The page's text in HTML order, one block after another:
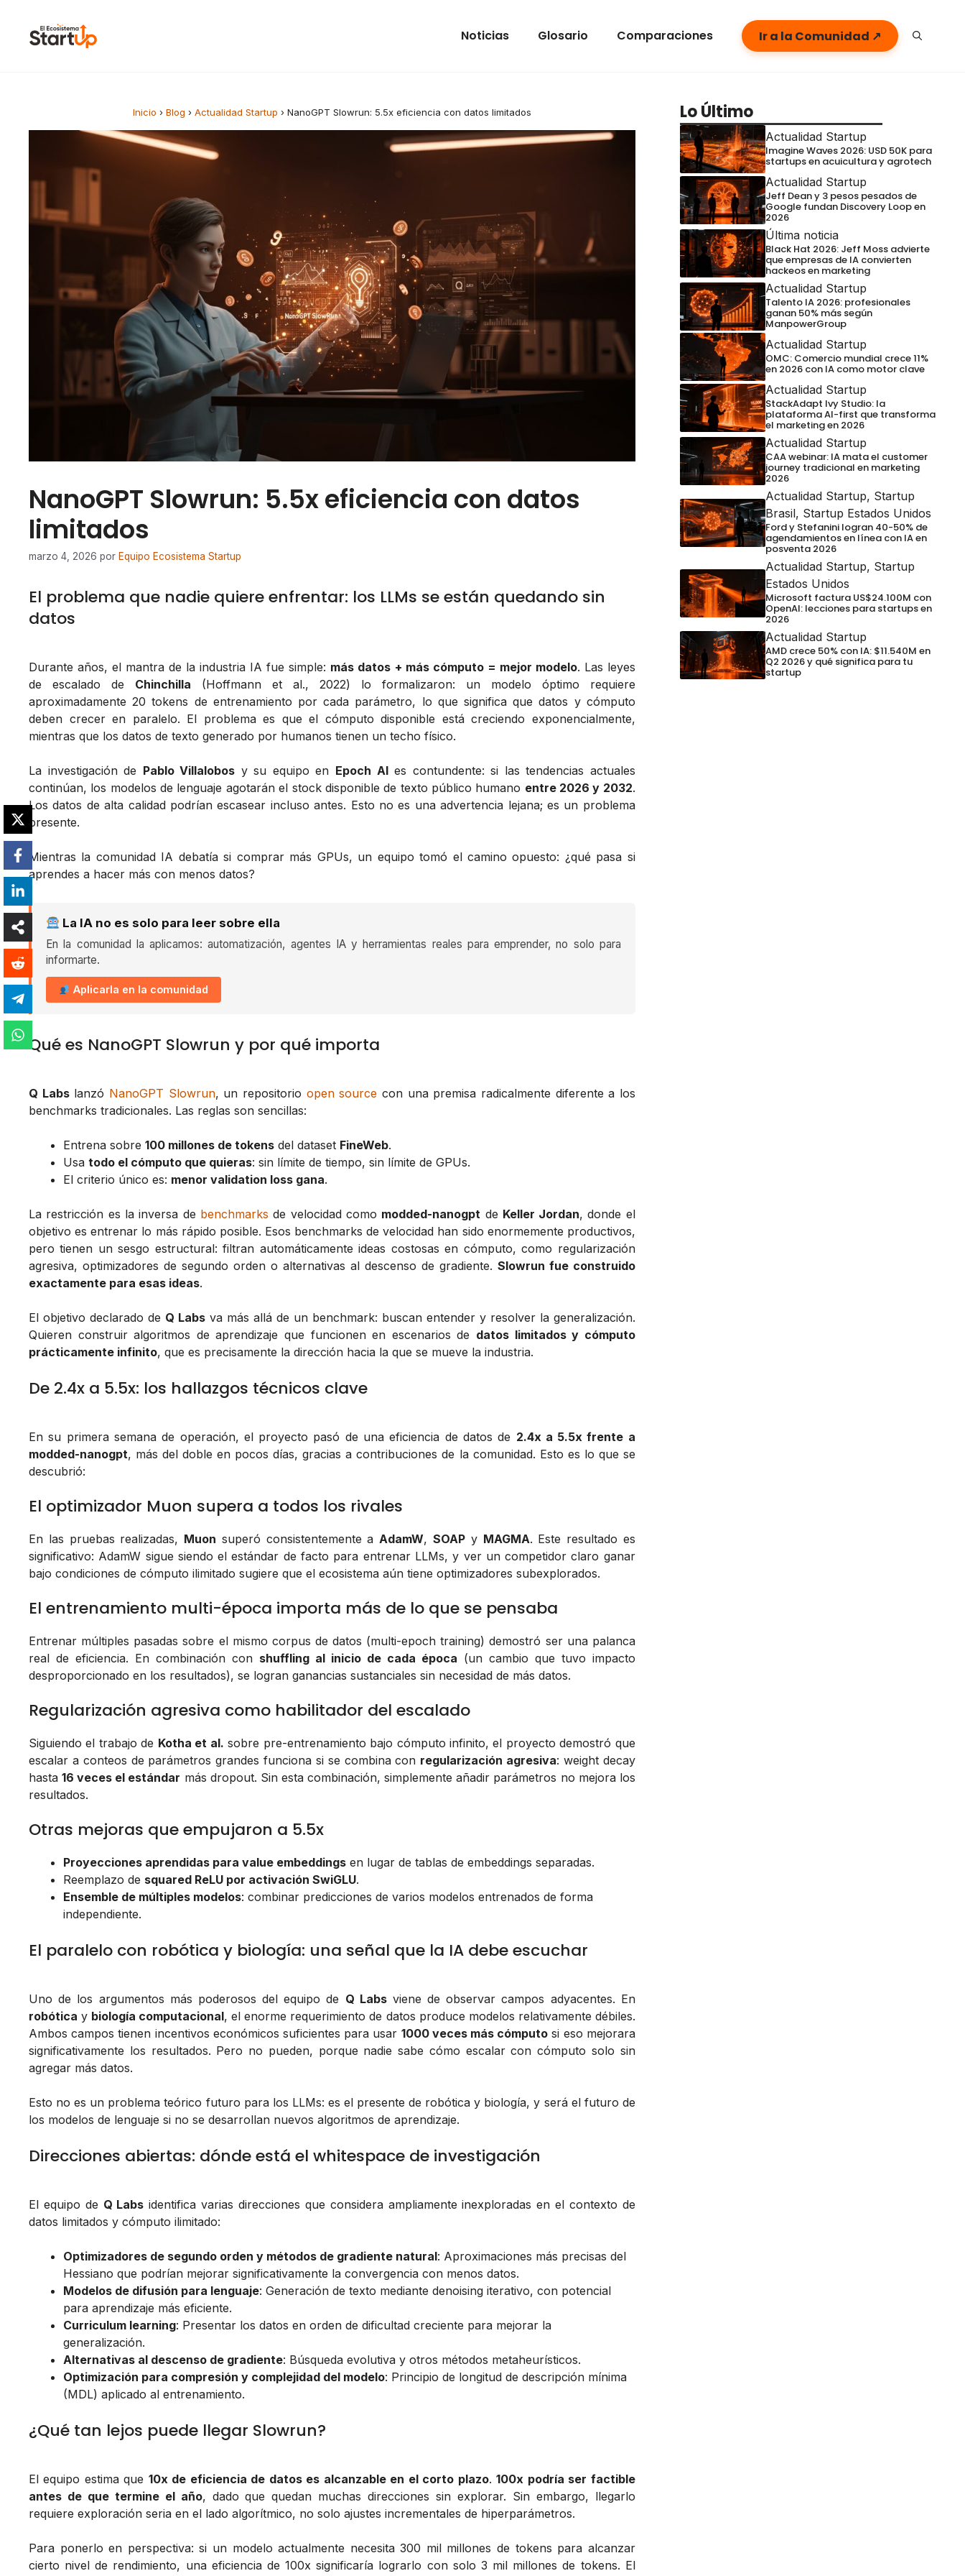
Noticias Glosario Comparaciones Ir a la Comunidad ↗
Inicio › Blog › Actualidad Startup › NanoGPT Slowrun: 5.5x eficiencia con datos limitados
NanoGPT Slowrun: 5.5x eficiencia con datos
limitados
marzo 4, 2026 por Equipo Ecosistema Startup
El problema que nadie quiere enfrentar: los LLMs se están quedando sin
datos
Durante años, el mantra de la industria IA fue simple: más datos + más cómputo = mejor modelo. Las leyes
de escalado de Chinchilla (Hoffmann et al., 2022) lo formalizaron: un modelo óptimo requiere
aproximadamente 20 tokens de entrenamiento por cada parámetro, lo que significa que datos y cómputo
deben crecer en paralelo. El problema es que el cómputo disponible está creciendo exponencialmente,
mientras que los datos de texto generado por humanos tienen un techo físico.
La investigación de Pablo Villalobos y su equipo en Epoch AIes contundente: si las tendencias actuales
continúan, los modelos de lenguaje agotarán el stock disponible de texto público humano entre 2026 y 2032.
Los datos de alta calidad podrían escasear incluso antes. Esto no es una advertencia lejana; es un problema
presente.
Mientras la comunidad IA debatía si comprar más GPUs, un equipo tomó el camino opuesto: ¿qué pasa si
aprendes a hacer más con menos datos?
La IA no es solo para leer sobre ella
En la comunidad la aplicamos: automatización, agentes IA y herramientas reales para emprender, no solo para
informarte.
Aplicarla en la comunidad
Qué es NanoGPT Slowrun y por qué importa
Q Labslanzó NanoGPT Slowrun, un repositorio open source con una premisa radicalmente diferente a los
benchmarks tradicionales. Las reglas son sencillas:
Entrena sobre 100 millones de tokens del dataset FineWeb.
Usa todo el cómputo que quieras: sin límite de tiempo, sin límite de GPUs.
El criterio único es: menor validation loss gana.
La restricción es la inversa de benchmarks de velocidad como modded-nanogpt de Keller Jordan, donde el
objetivo es entrenar lo más rápido posible. Esos benchmarks de velocidad han sido enormemente productivos,
pero tienen un sesgo estructural: filtran automáticamente ideas costosas en cómputo, como regularización
agresiva, optimizadores de segundo orden o alternativas al descenso de gradiente. Slowrun fue construido
exactamente para esas ideas.
El objetivo declarado de Q Labsva más allá de un benchmark: buscan entender y resolver la generalización.
Quieren construir algoritmos de aprendizaje que funcionen en escenarios de datos limitados y cómputo
prácticamente infinito, que es precisamente la dirección hacia la que se mueve la industria.
De 2.4x a 5.5x: los hallazgos técnicos clave
En su primera semana de operación, el proyecto pasó de una eficiencia de datos de 2.4x a 5.5x frente a
modded-nanogpt, más del doble en pocos días, gracias a contribuciones de la comunidad. Esto es lo que se
descubrió:
El optimizador Muon supera a todos los rivales
En las pruebas realizadas, Muon superó consistentemente aAdamW, SOAPy MAGMA. Este resultado es
significativo: AdamW sigue siendo el estándar de facto para entrenar LLMs, y ver un competidor claro ganar
bajo condiciones de cómputo ilimitado sugiere que el ecosistema aún tiene optimizadores subexplorados.
El entrenamiento multi-época importa más de lo que se pensaba
Entrenar múltiples pasadas sobre el mismo corpus de datos (multi-epoch training) demostró ser una palanca
real de eficiencia. En combinación con shuffling al inicio de cada época (un cambio que tuvo impacto
desproporcionado en los resultados), se logran ganancias sustanciales sin necesidad de más datos.
Regularización agresiva como habilitador del escalado
Siguiendo el trabajo de Kotha et al. sobre pre-entrenamiento bajo cómputo infinito, el proyecto demostró que
escalar a conteos de parámetros grandes funciona si se combina con regularización agresiva: weight decay
hasta16 veces el estándar más dropout. Sin esta combinación, simplemente añadir parámetros no mejora los
resultados.
Otras mejoras que empujaron a 5.5x
Proyecciones aprendidas para value embeddings en lugar de tablas de embeddings separadas.
Reemplazo de squared ReLU por activación SwiGLU.
Ensemble de múltiples modelos: combinar predicciones de varios modelos entrenados de forma
independiente.
El paralelo con robótica y biología: una señal que la IA debe escuchar
Uno de los argumentos más poderosos del equipo de Q Labsviene de observar campos adyacentes. En
robótica y biología computacional, el enorme requerimiento de datos produce modelos relativamente débiles.
Ambos campos tienen incentivos económicos suficientes para usar 1000 veces más cómputo si eso mejorara
significativamente los resultados. Pero no pueden, porque nadie sabe cómo escalar con cómputo solo sin
agregar más datos.
Esto no es un problema teórico futuro para los LLMs: es el presente de robótica y biología, y será el futuro de
los modelos de lenguaje si no se desarrollan nuevos algoritmos de aprendizaje.
Direcciones abiertas: dónde está el whitespace de investigación
El equipo de Q Labs identifica varias direcciones que considera ampliamente inexploradas en el contexto de
datos limitados y cómputo ilimitado:
Optimizadores de segundo orden y métodos de gradiente natural: Aproximaciones más precisas del
Hessiano que podrían mejorar significativamente la convergencia con menos datos.
Modelos de difusión para lenguaje: Generación de texto mediante denoising iterativo, con potencial
para aprendizaje más eficiente.
Curriculum learning: Presentar los datos en orden de dificultad creciente para mejorar la
generalización.
Alternativas al descenso de gradiente: Búsqueda evolutiva y otros métodos metaheurísticos.
Optimización para compresión y complejidad del modelo: Principio de longitud de descripción mínima
(MDL) aplicado al entrenamiento.
¿Qué tan lejos puede llegar Slowrun?
El equipo estima que 10x de eficiencia de datos es alcanzable en el corto plazo.100x podría ser factible
antes de que termine el año, dado que quedan muchas direcciones sin explorar. Sin embargo, llegarlo
requiere exploración seria en el lado algorítmico, no solo ajustes incrementales de hiperparámetros.
Para ponerlo en perspectiva: si un modelo actualmente necesita 300 mil millones de tokens para alcanzar
cierto nivel de rendimiento, una eficiencia de 100x significaría lograrlo con solo 3 mil millones de tokens. El
Lo Último
Actualidad Startup
Imagine Waves 2026: USD 50K para
startups en acuicultura y agrotech
Actualidad Startup
Jeff Dean y 3 pesos pesados de
Google fundan Discovery Loop en
2026
Última noticia
Black Hat 2026: Jeff Moss advierte
que empresas de IA convierten
hackeos en marketing
Actualidad Startup
Talento IA 2026: profesionales
ganan 50% más según
ManpowerGroup
Actualidad Startup
OMC: Comercio mundial crece 11%
en 2026 con IA como motor clave
Actualidad Startup
StackAdapt Ivy Studio: la
plataforma AI-first que transforma
el marketing en 2026
Actualidad Startup
CAA webinar: IA mata el customer
journey tradicional en marketing
2026
Actualidad Startup, Startup
Brasil, Startup Estados Unidos
Ford y Stefanini logran 40-50% de
agendamientos en línea con IA en
posventa 2026
Actualidad Startup, Startup
Estados Unidos
Microsoft factura US$24.100M con
OpenAI: lecciones para startups en
2026
Actualidad Startup
AMD crece 50% con IA: $11.540M en
Q2 2026 y qué significa para tu
startup